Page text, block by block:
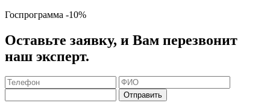
Госпрограмма -10%
Оставьте заявку, и Вам перезвонит
наш эксперт.
Отправить